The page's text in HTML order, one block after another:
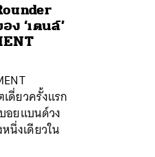
‘เตนล์’
ดี่ยวครั้งแรก
ยแบนด์วง
นึ่งเดียวใน